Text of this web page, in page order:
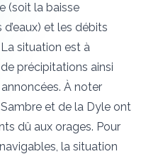
(soit la baisse
et les débits
situation est à
précipitations ainsi
À noter
et de la Dyle ont
dû aux orages. Pour
la situation